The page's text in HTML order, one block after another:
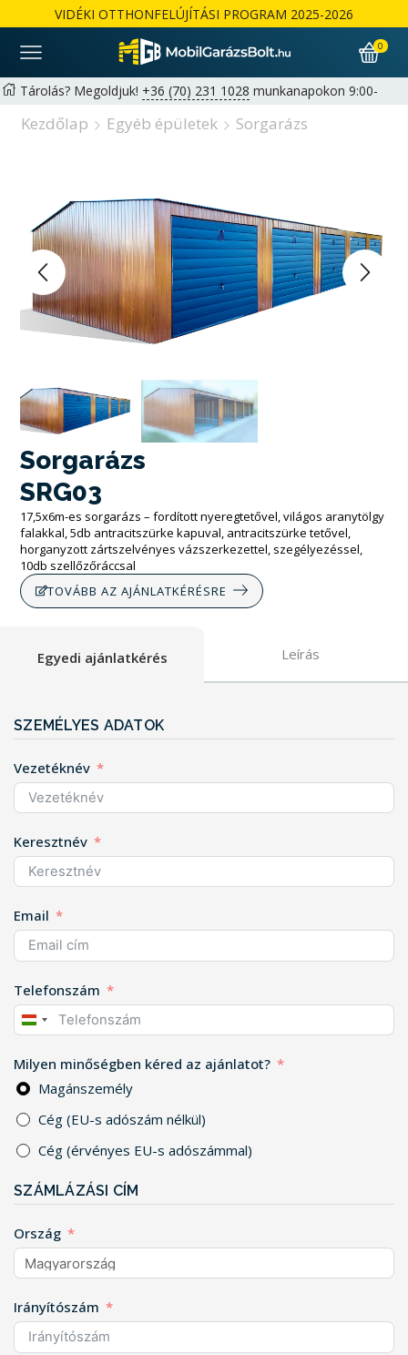
VIDÉKI OTTHONFELÚJÍTÁSI PROGRAM 2025-2026
0
Tárolás? Megoldjuk! +36 (70) 231 1028 munkanapokon 9:00-
17:00 |hello@mobilgarazsbolt.hu
cégeknek -Részletek
Kezdőlap Egyéb épületek Sorgarázs
Sorgarázs
SRG03
17,5x6m-es sorgarázs – fordított nyeregtetővel, világos aranytölgy
falakkal, 5db antracitszürke kapuval, antracitszürke tetővel,
horganyzott zártszelvényes vázszerkezettel, szegélyezéssel,
10db szellőzőráccsal
TOVÁBB AZ AJÁNLATKÉRÉSRE
Egyedi ajánlatkérés Leírás
SZEMÉLYES ADATOK
Vezetéknév
Keresztnév
Email
Telefonszám
HUNGARY
Milyen minőségben kéred az ajánlatot?
Magánszemély
Cég (EU-s adószám nélkül)
Cég (érvényes EU-s adószámmal)
SZÁMLÁZÁSI CÍM
Ország
Irányítószám